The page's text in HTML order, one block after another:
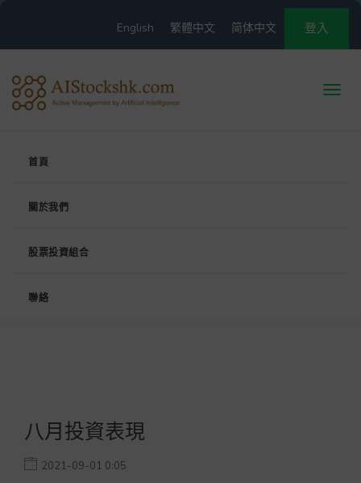
登入
简体中文
繁體中文
English
首頁
關於我們
股票投資組合
聯絡
八月投資表現
2021-09-01 0:05